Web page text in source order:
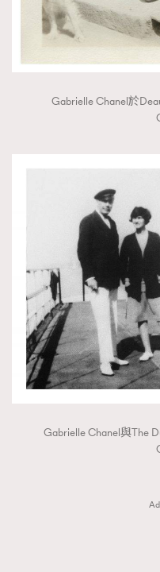
Gabrielle Chanel於
Gabrielle Chanel與The